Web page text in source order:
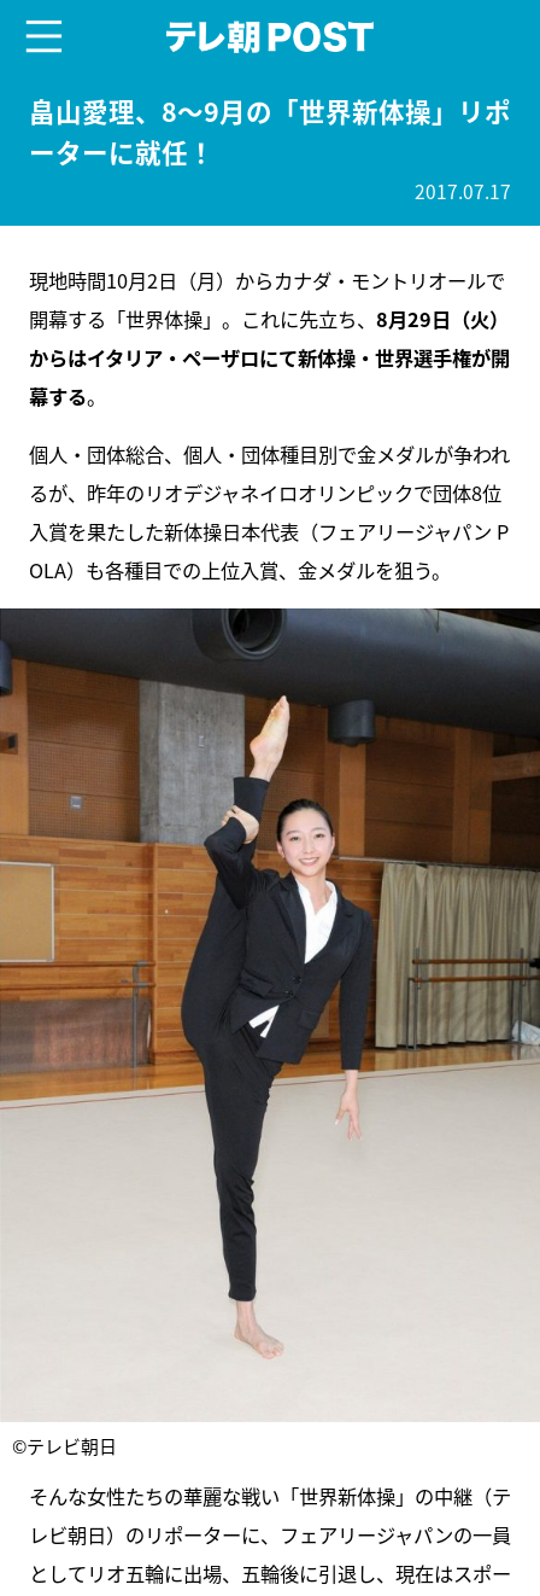
畠山愛理、8～9月の「世界新体操」リポ
ーターに就任！
2017.07.17
現地時間10月2日（月）からカナダ・モントリオールで
開幕する「世界体操」。これに先立ち、 8月29日（火）
からはイタリア・ペーザロにて新体操・世界選手権が開
幕する。
個人・団体総合、個人・団体種目別で金メダルが争われ
るが、昨年のリオデジャネイロオリンピックで団体8位
入賞を果たした新体操日本代表（フェアリージャパン P
OLA）も各種目での上位入賞、金メダルを狙う。
©テレビ朝日
そんな女性たちの華麗な戦い「世界新体操」の中継（テ
レビ朝日）のリポーターに、フェアリージャパンの一員
としてリオ五輪に出場、五輪後に引退し、現在はスポー